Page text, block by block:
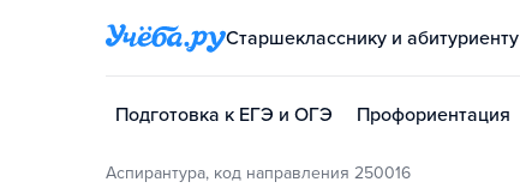
Старшекласснику и абитуриенту
Подготовка к ЕГЭ и ОГЭ Профориентация
Аспирантура, код направления 250016